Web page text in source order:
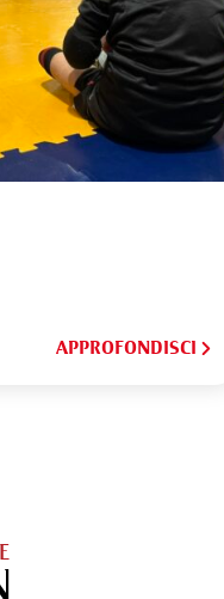
APPROFONDISCI